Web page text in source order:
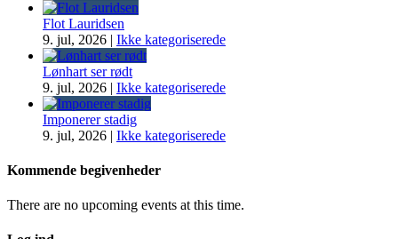
Flot Lauridsen
9. jul, 2026 | Ikke kategoriserede
Lønhart ser rødt
9. jul, 2026 | Ikke kategoriserede
Imponerer stadig
9. jul, 2026 | Ikke kategoriserede
Kommende begivenheder
There are no upcoming events at this time.